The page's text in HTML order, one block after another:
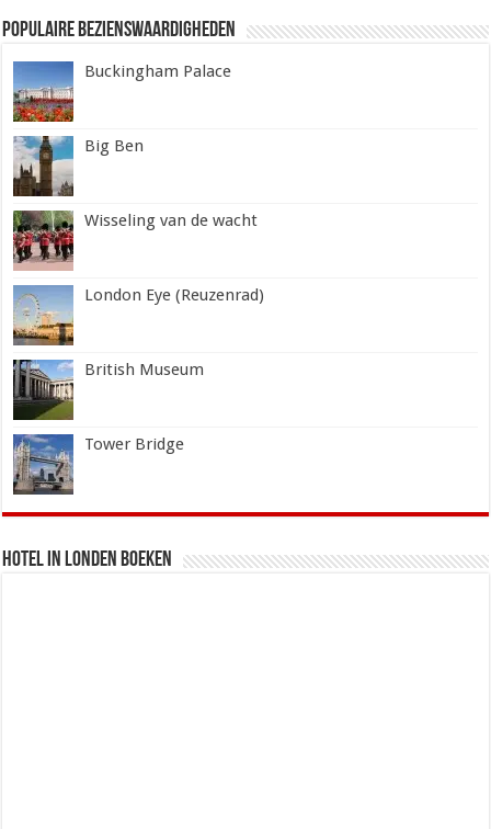
Populaire Bezienswaardigheden
Buckingham Palace
Big Ben
Wisseling van de wacht
London Eye (Reuzenrad)
British Museum
Tower Bridge
Hotel in Londen boeken